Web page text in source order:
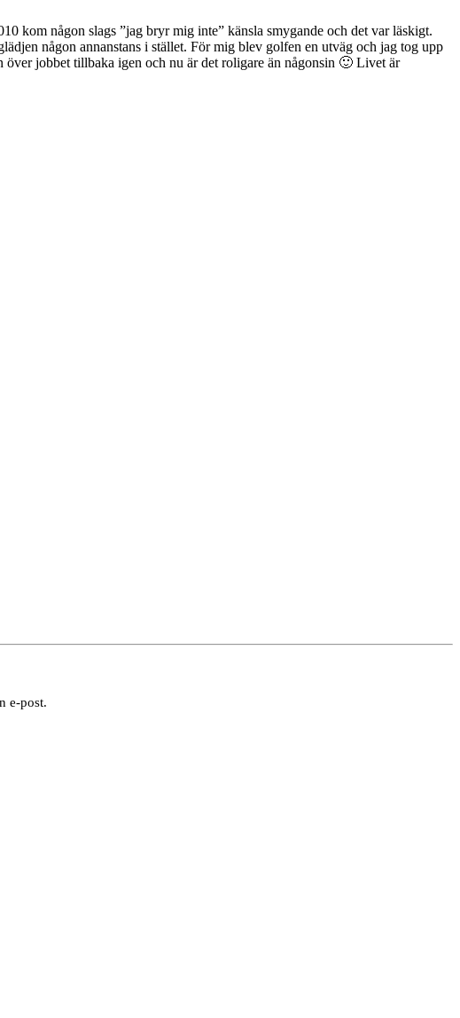
kom någon slags ”jag bryr mig inte” känsla smygande och det var läskigt.
någon annanstans i stället. För mig blev golfen en utväg och jag tog upp
jobbet tillbaka igen och nu är det roligare än någonsin 🙂 Livet är
e-post.